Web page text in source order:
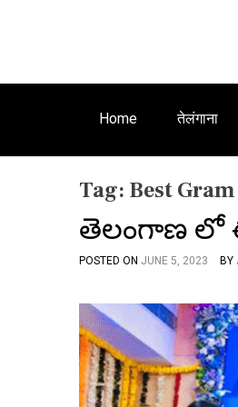
Home तेलंगाना
Tag: Best
తెలంగాణ లో
POSTED ON JUNE 5, 2023 BY